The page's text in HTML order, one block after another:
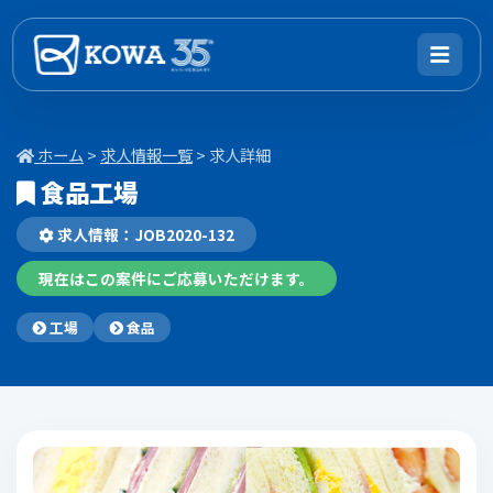
ホーム > 求人情報一覧> 求人詳細
食品工場
求人情報：JOB2020-132
現在はこの案件にご応募いただけます。
工場 食品